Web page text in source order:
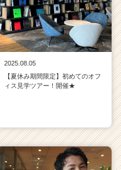
2025.08.05
【夏休み期間限定】初めてのオフ
ィス見学ツアー！開催★